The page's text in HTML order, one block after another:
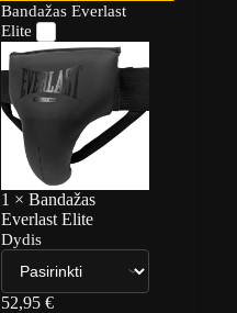
Bandažas Everlast
Elite
1 × Bandažas
Everlast Elite
Dydis
52,95 €